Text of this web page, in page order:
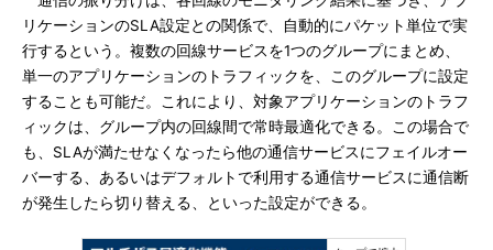
リケーションのSLA設定との関係で、自動的にパケット単位で実
行するという。複数の回線サービスを1つのグループにまとめ、
単一のアプリケーションのトラフィックを、このグループに設定
することも可能だ。これにより、対象アプリケーションのトラフ
ィックは、グループ内の回線間で常時最適化できる。この場合で
も、SLAが満たせなくなったら他の通信サービスにフェイルオー
バーする、あるいはデフォルトで利用する通信サービスに通信断
が発生したら切り替える、といった設定ができる。